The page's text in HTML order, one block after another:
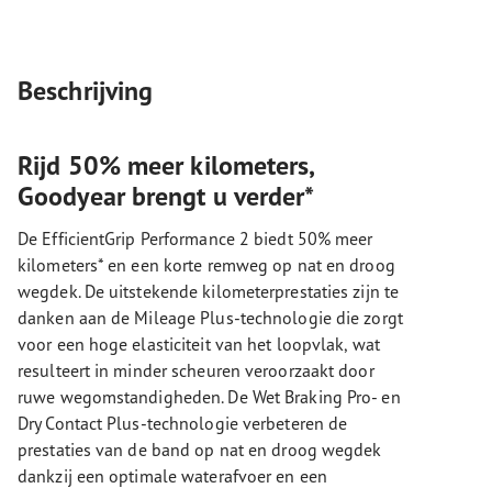
Beschrijving
Rijd 50% meer kilometers,
Goodyear brengt u verder*
De EfficientGrip Performance 2 biedt 50% meer
kilometers* en een korte remweg op nat en droog
wegdek. De uitstekende kilometerprestaties zijn te
danken aan de Mileage Plus-technologie die zorgt
voor een hoge elasticiteit van het loopvlak, wat
resulteert in minder scheuren veroorzaakt door
ruwe wegomstandigheden. De Wet Braking Pro- en
Dry Contact Plus-technologie verbeteren de
prestaties van de band op nat en droog wegdek
dankzij een optimale waterafvoer en een